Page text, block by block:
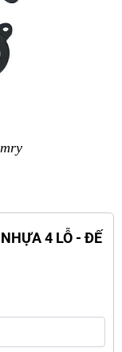
4 LỖ - ĐẾ